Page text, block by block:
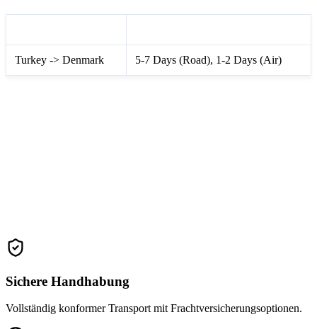
Turkey -> Denmark 5-7 Days (Road), 1-2 Days (Air)
Sichere Handhabung
Vollständig konformer Transport mit Frachtversicherungsoptionen.